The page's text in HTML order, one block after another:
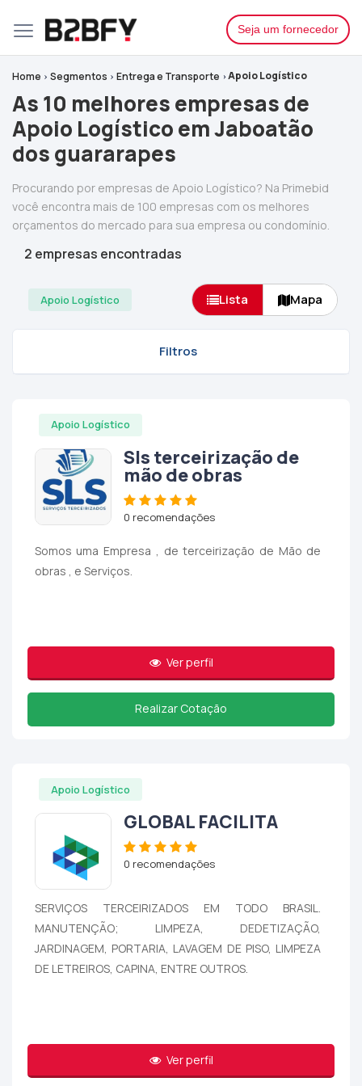
Seja um fornecedor
Home Segmentos Entrega e Transporte Apoio Logístico
As 10 melhores empresas de
Apoio Logístico em Jaboatão
dos guararapes
Procurando por empresas de Apoio Logístico? Na Primebid
você encontra mais de 100 empresas com os melhores
orçamentos do mercado para sua empresa ou condomínio.
2 empresas encontradas
Apoio Logístico Lista Mapa
Filtros
Apoio Logístico
Sls terceirização de
mão de obras
0 recomendações
Somos uma Empresa , de terceirização de Mão de
obras , e Serviços.
Ver perfil
Realizar Cotação
Apoio Logístico
GLOBAL FACILITA
0 recomendações
SERVIÇOS TERCEIRIZADOS EM TODO BRASIL.
MANUTENÇÃO; LIMPEZA, DEDETIZAÇÃO,
JARDINAGEM, PORTARIA, LAVAGEM DE PISO, LIMPEZA
DE LETREIROS, CAPINA, ENTRE OUTROS.
Ver perfil